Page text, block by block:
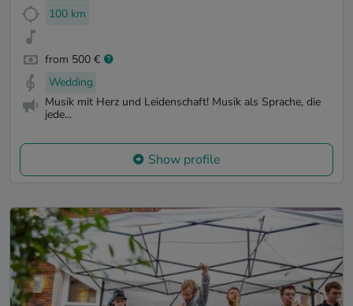
100 km
from 500 €
Wedding
Musik mit Herz und Leidenschaft! Musik als Sprache, die
jede...
Show profile